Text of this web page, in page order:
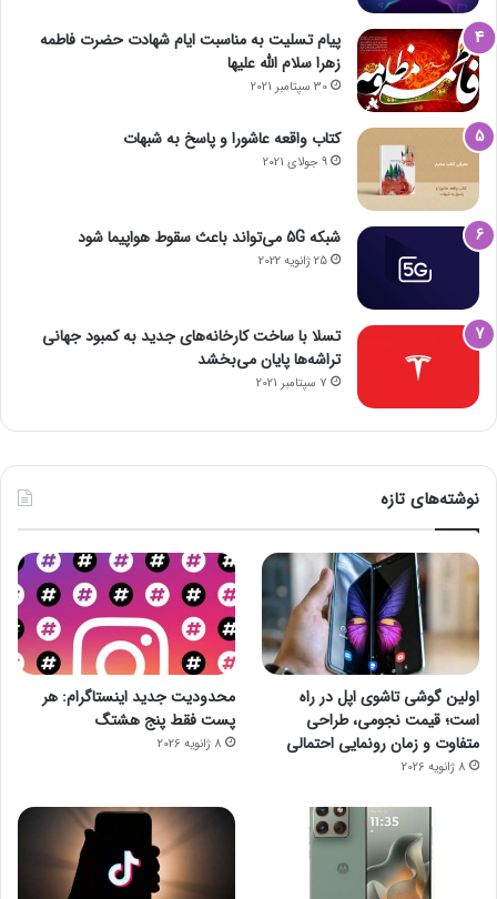
پیام تسلیت به مناسبت ایام شهادت حضرت فاطمه
زهرا سلام الله علیها
30 سپتامبر 2021
کتاب واقعه عاشورا و پاسخ به شبهات
9 جولای 2021
شبکه 5G می‌تواند باعث سقوط هواپیما شود
25 ژانویه 2022
تسلا با ساخت کارخانه‌های جدید به کمبود جهانی
تراشه‌ها پایان می‌بخشد
7 سپتامبر 2021
نوشته‌های تازه
اولین گوشی تاشوی اپل در راه
است؛ قیمت نجومی، طراحی
متفاوت و زمان رونمایی احتمالی
8 ژانویه 2026
محدودیت جدید اینستاگرام: هر
پست فقط پنج هشتگ
8 ژانویه 2026